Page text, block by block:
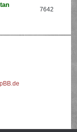
7642